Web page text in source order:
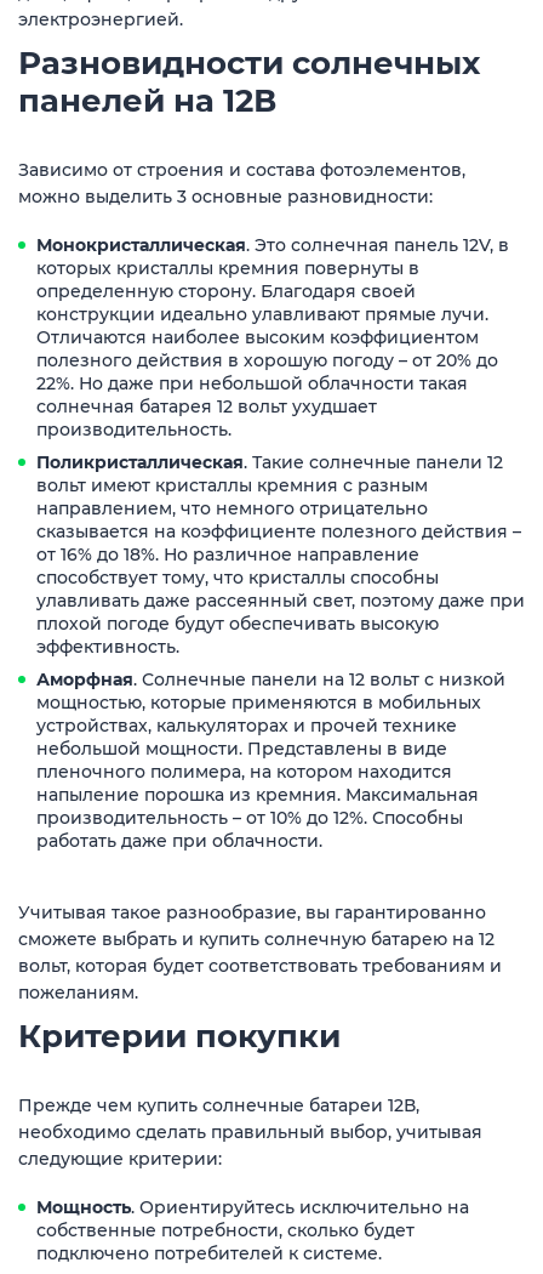
электроэнергией.
Разновидности солнечных
панелей на 12В
Зависимо от строения и состава фотоэлементов,
можно выделить 3 основные разновидности:
Монокристаллическая. Это солнечная панель 12V, в
которых кристаллы кремния повернуты в
определенную сторону. Благодаря своей
конструкции идеально улавливают прямые лучи.
Отличаются наиболее высоким коэффициентом
полезного действия в хорошую погоду – от 20% до
22%. Но даже при небольшой облачности такая
солнечная батарея 12 вольт ухудшает
производительность.
Поликристаллическая. Такие солнечные панели 12
вольт имеют кристаллы кремния с разным
направлением, что немного отрицательно
сказывается на коэффициенте полезного действия –
от 16% до 18%. Но различное направление
способствует тому, что кристаллы способны
улавливать даже рассеянный свет, поэтому даже при
плохой погоде будут обеспечивать высокую
эффективность.
Аморфная. Солнечные панели на 12 вольт с низкой
мощностью, которые применяются в мобильных
устройствах, калькуляторах и прочей технике
небольшой мощности. Представлены в виде
пленочного полимера, на котором находится
напыление порошка из кремния. Максимальная
производительность – от 10% до 12%. Способны
работать даже при облачности.
Учитывая такое разнообразие, вы гарантированно
сможете выбрать и купить солнечную батарею на 12
вольт, которая будет соответствовать требованиям и
пожеланиям.
Критерии покупки
Прежде чем купить солнечные батареи 12В,
необходимо сделать правильный выбор, учитывая
следующие критерии:
Мощность. Ориентируйтесь исключительно на
собственные потребности, сколько будет
подключено потребителей к системе.